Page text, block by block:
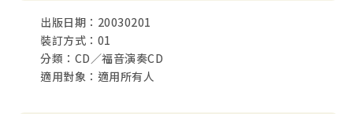
出版日期：20030201
裝訂方式：01
分類：CD／福音演奏CD
適用對象：適用所有人